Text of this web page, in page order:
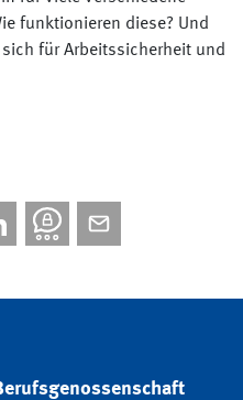
funktionieren diese? Und
für Arbeitssicherheit und